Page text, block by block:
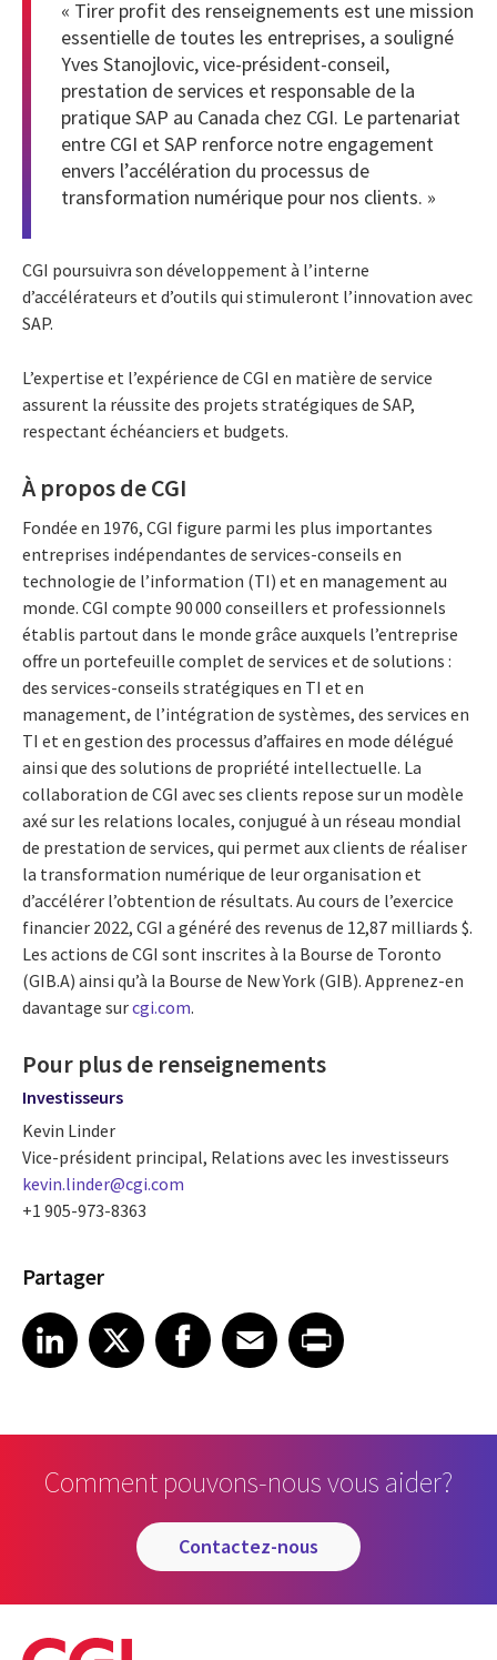
« Tirer profit des renseignements est une mission
essentielle de toutes les entreprises, a souligné
Yves Stanojlovic, vice-président-conseil,
prestation de services et responsable de la
pratique SAP au Canada chez CGI. Le partenariat
entre CGI et SAP renforce notre engagement
envers l’accélération du processus de
transformation numérique pour nos clients. »
CGI poursuivra son développement à l’interne
d’accélérateurs et d’outils qui stimuleront l’innovation avec
SAP.
L’expertise et l’expérience de CGI en matière de service
assurent la réussite des projets stratégiques de SAP,
respectant échéanciers et budgets.
À propos de CGI
Fondée en 1976, CGI figure parmi les plus importantes
entreprises indépendantes de services-conseils en
technologie de l’information (TI) et en management au
monde. CGI compte 90 000 conseillers et professionnels
établis partout dans le monde grâce auxquels l’entreprise
offre un portefeuille complet de services et de solutions :
des services-conseils stratégiques en TI et en
management, de l’intégration de systèmes, des services en
TI et en gestion des processus d’affaires en mode délégué
ainsi que des solutions de propriété intellectuelle. La
collaboration de CGI avec ses clients repose sur un modèle
axé sur les relations locales, conjugué à un réseau mondial
de prestation de services, qui permet aux clients de réaliser
la transformation numérique de leur organisation et
d’accélérer l’obtention de résultats. Au cours de l’exercice
financier 2022, CGI a généré des revenus de 12,87 milliards $.
Les actions de CGI sont inscrites à la Bourse de Toronto
(GIB.A) ainsi qu’à la Bourse de New York (GIB). Apprenez-en
davantage surcgi.com.
Pour plus de renseignements
Investisseurs
Kevin Linder
Vice-président principal, Relations avec les investisseurs
kevin.linder@cgi.com
+1 905-973-8363
Partager
Share article on LinkedIn
LinkedIn
Share article on XShare article on Facebook
Facebook
Share article on Email
EmailShare article on Print
Comment pouvons-nous vous aider?
contactez-nous